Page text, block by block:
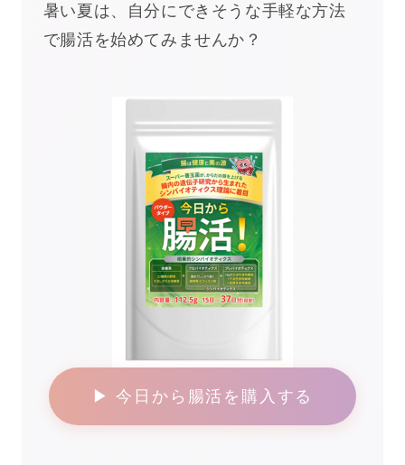
暑い夏は、自分にできそうな手軽な方法
で腸活を始めてみませんか？
▶ 今日から腸活を購入する